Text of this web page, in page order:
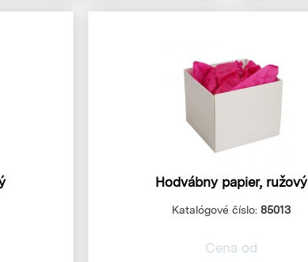
Hodvábny papier, ružový
Katalógové číslo: 85013
Cena od